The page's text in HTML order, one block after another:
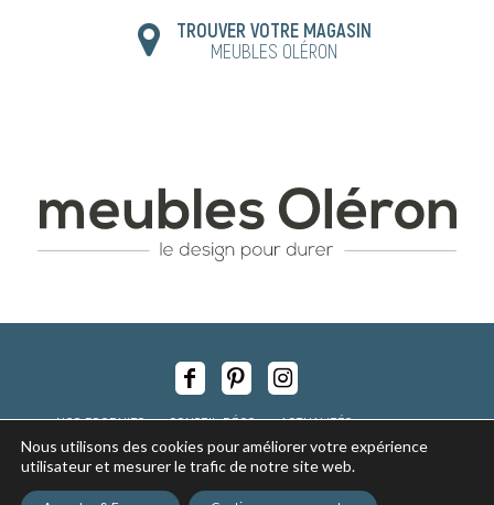
TROUVER VOTRE MAGASIN
MEUBLES OLÉRON
NOS PRODUITS CONSEIL DÉCO
ACTUALITÉS
NOS MAGASINS
RECRUTEMENT
Nous utilisons des cookies pour améliorer votre expérience
utilisateur et mesurer le trafic de notre site web.